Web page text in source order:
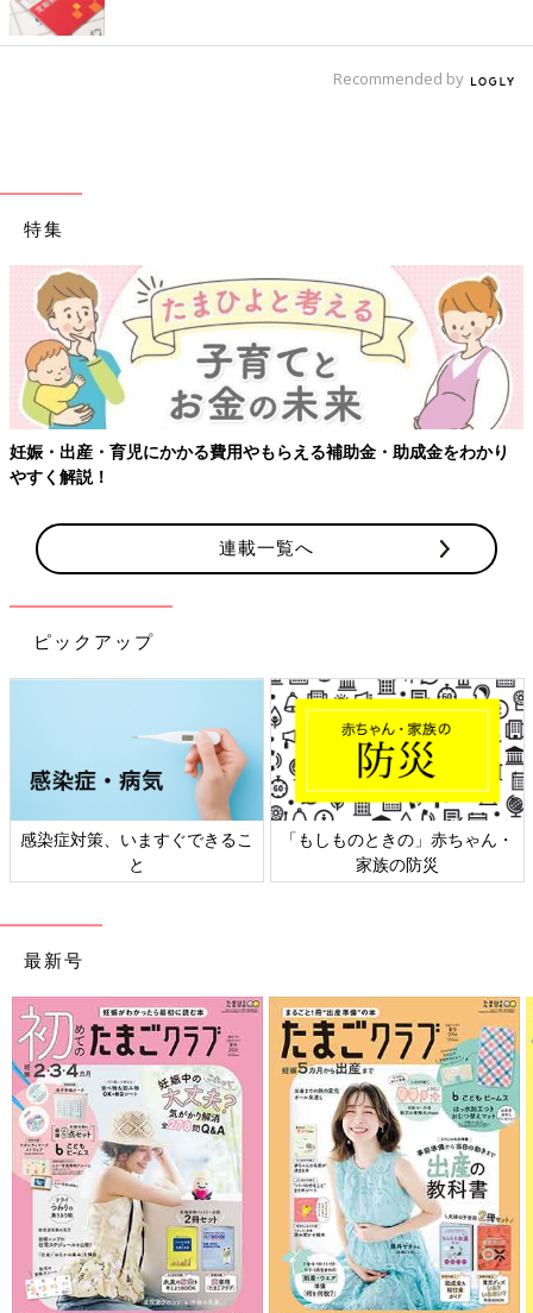
Recommended by
特集
妊娠・出産・育児にかかる費用やもらえる補助金・助成金をわかり
やすく解説！
連載一覧へ
ピックアップ
感染症対策、いますぐできるこ
と
「もしものときの」赤ちゃん・
家族の防災
最新号